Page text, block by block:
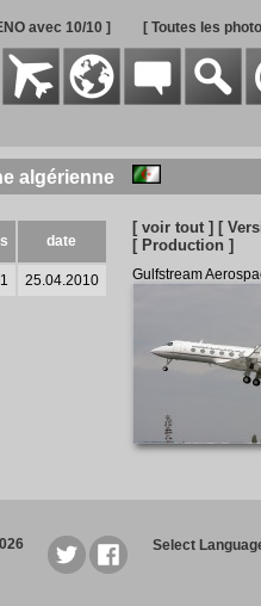
avec 10/10 ] [ Toutes les
algérienne
date
25.04.2010
[ voir tout ] [
[ Production ]
Gulfstream
Select